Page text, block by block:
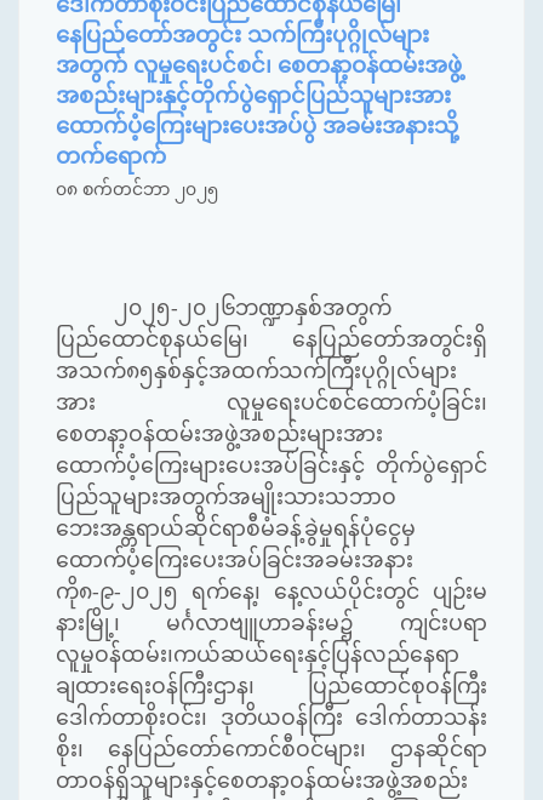
ဒေါက်တာစိုးဝင်းပြည်ထောင်စုနယ်မြေ၊
နေပြည်တော်အတွင်း သက်ကြီးပုဂ္ဂိုလ်များ
အတွက် လူမှုရေးပင်စင်၊ စေတနာ့ဝန်ထမ်းအဖွဲ့
အစည်းများနှင့်တိုက်ပွဲရှောင်ပြည်သူများအား
ထောက်ပံ့ကြေးများပေးအပ်ပွဲ အခမ်းအနားသို့
တက်ရောက်
၀၈ စက်တင်ဘာ ၂၀၂၅
၂၀၂၅-၂၀၂၆ဘဏ္ဍာနှစ်အတွက်
ပြည်ထောင်စုနယ်မြေ၊ နေပြည်တော်အတွင်းရှိ
အသက်၈၅နှစ်နှင့်အထက်သက်ကြီးပုဂ္ဂိုလ်များ
အား လူမှုရေးပင်စင်ထောက်ပံ့ခြင်း၊
စေတနာ့ဝန်ထမ်းအဖွဲ့အစည်းများအား
ထောက်ပံ့ကြေးများပေးအပ်ခြင်းနှင့် တိုက်ပွဲရှောင်
ပြည်သူများအတွက်အမျိုးသားသဘာဝ
ဘေးအန္တရာယ်ဆိုင်ရာစီမံခန့်ခွဲမှုရန်ပုံငွေမှ
ထောက်ပံ့ကြေးပေးအပ်ခြင်းအခမ်းအနား
ကို၈-၉-၂၀၂၅ ရက်နေ့၊ နေ့လယ်ပိုင်းတွင် ပျဉ်းမ
နားမြို့၊ မင်္ဂလာဗျူဟာခန်းမ၌ ကျင်းပရာ
လူမှုဝန်ထမ်း၊ကယ်ဆယ်ရေးနှင့်ပြန်လည်နေရာ
ချထားရေးဝန်ကြီးဌာန၊ ပြည်ထောင်စုဝန်ကြီး
ဒေါက်တာစိုးဝင်း၊ ဒုတိယဝန်ကြီး ဒေါက်တာသန်း
စိုး၊ နေပြည်တော်ကောင်စီဝင်များ၊ ဌာနဆိုင်ရာ
တာဝန်ရှိသူများနှင့်စေတနာ့ဝန်ထမ်းအဖွဲ့အစည်း